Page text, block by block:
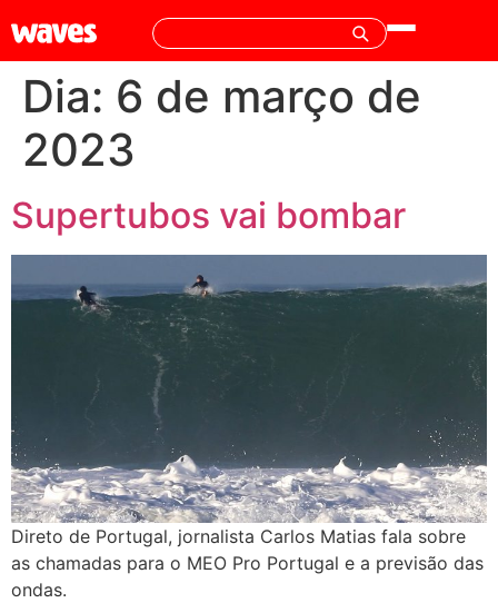
Dia: 6 de março de
2023
Supertubos vai bombar
Direto de Portugal, jornalista Carlos Matias fala sobre
as chamadas para o MEO Pro Portugal e a previsão das
ondas.